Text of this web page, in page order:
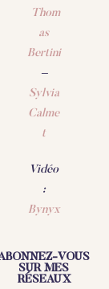
Thom
as
Bertini
–
Sylvia
Calme
t
Vidéo
:
Bynyx
VOUS
SUR MES
RÉSEAUX